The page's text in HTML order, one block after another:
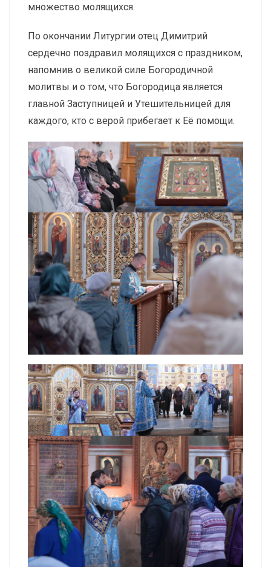
множество молящихся.
По окончании Литургии отец Димитрий
сердечно поздравил молящихся с праздником,
напомнив о великой силе Богородичной
молитвы и о том, что Богородица является
главной Заступницей и Утешительницей для
каждого, кто с верой прибегает к Её помощи.